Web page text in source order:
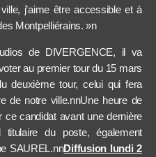
j’aime être accessible et à
Montpelliérains. »n
de DIVERGENCE, il va
au premier tour du 15 mars
deuxième tour, celui qui fera
de notre ville.nnUne heure de
candidat avant une dernière
titulaire du poste, également
SAUREL.nnDiffusion lundi 2